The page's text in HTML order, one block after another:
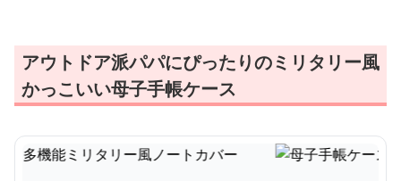
アウトドア派パパにぴったりのミリタリー風
かっこいい母子手帳ケース